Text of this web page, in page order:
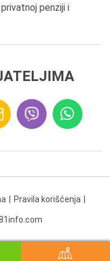
penziji i
Pravila korišćenja